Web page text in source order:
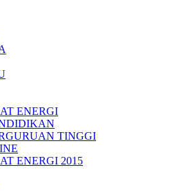
ENERGI
TINGGI
ENERGI 2015